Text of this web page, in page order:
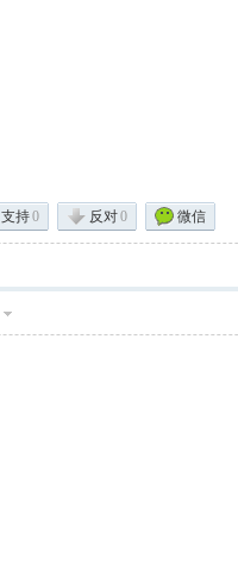
支持0 反对0 微信